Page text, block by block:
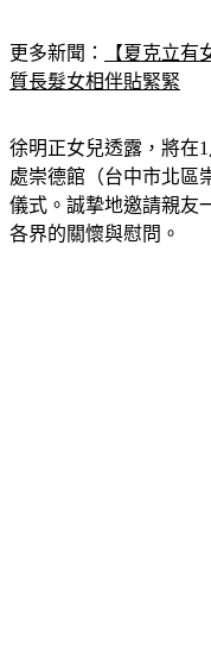
更多新聞：
【夏克立
質長髮女相伴貼緊緊
徐明正女兒透露，將在
處崇德館（台中市北區
儀式。誠摯地邀請親友
各界的關懷與慰問。